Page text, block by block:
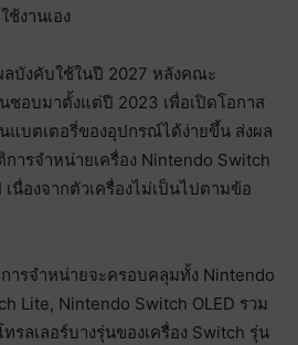
งานเอง
ลบังคับใช้ในปี 2027 หลังคณะ
ชอบมาตั้งแต่ปี 2023 เพื่อเปิดโอกาส
แบตเตอรี่ของอุปกรณ์ได้ง่ายขึ้น ส่งผล
ารจำหน่ายเครื่อง Nintendo Switch
นื่องจากตัวเครื่องไม่เป็นไปตามข้อ
ารจำหน่ายจะครอบคลุมทั้ง Nintendo
Lite, Nintendo Switch OLED รวม
รลเลอร์บางรุ่นของเครื่อง Switch รุ่น